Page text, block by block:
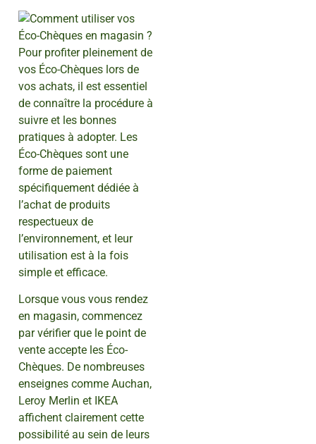
Pour profiter pleinement de
vos Éco-Chèques lors de
vos achats, il est essentiel
de connaître la procédure à
suivre et les bonnes
pratiques à adopter. Les
Éco-Chèques sont une
forme de paiement
spécifiquement dédiée à
l’achat de produits
respectueux de
l’environnement, et leur
utilisation est à la fois
simple et efficace.
Lorsque vous vous rendez
en magasin, commencez
par vérifier que le point de
vente accepte les Éco-
Chèques. De nombreuses
enseignes comme Auchan,
Leroy Merlin et IKEA
affichent clairement cette
possibilité au sein de leurs